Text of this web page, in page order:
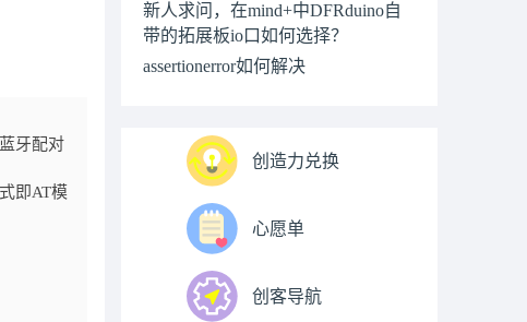
牙配对
即AT模
新人求问，在mind+中DFRduino自
带的拓展板io口如何选择？
assertionerror如何解决
创造力兑换
心愿单
创客导航